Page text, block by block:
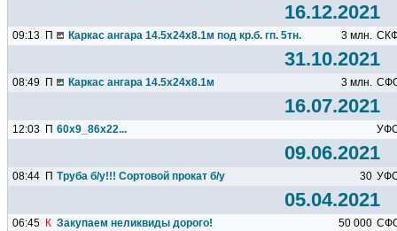
16.12.2021
09:13 П Каркас ангара 14.5х24х8.1м под кр.б. гп. 5тн. 3 млн.
31.10.2021
08:49 П Каркас ангара 14.5х24х8.1м 3 млн.
16.07.2021
12:03 П 60х9_86х22...
09.06.2021
08:44 П Труба б/у!!! Сортовой прокат б/у 30
05.04.2021
06:45 К Закупаем неликвиды дорого! 50 000